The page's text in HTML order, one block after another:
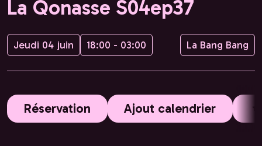
La Qonasse S04ep37
Jeudi 04 juin 18:00 - 03:00 La Bang Bang
Réservation Ajout calendrier